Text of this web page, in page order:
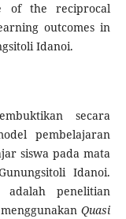
of the reciprocal
outcomes in
Idanoi.
secara
pembelajaran
siswa pada mata
Idanoi.
adalah penelitian
Quasi